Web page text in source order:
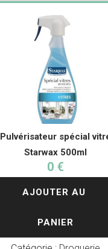
Pulvérisateur spécial
Starwax 500ml
0 €
AJOUTER AU
PANIER